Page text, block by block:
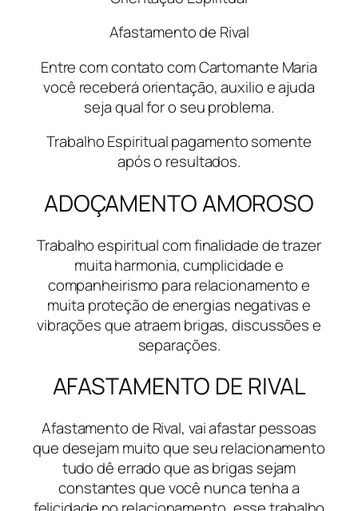
Afastamento de Rival
Entre com contato com Cartomante Maria
você receberá orientação, auxilio e ajuda
seja qual for o seu problema.
Trabalho Espiritual pagamento somente
após o resultados.
ADOÇAMENTO AMOROSO
Trabalho espiritual com finalidade de trazer
muita harmonia, cumplicidade e
companheirismo para relacionamento e
muita proteção de energias negativas e
vibrações que atraem brigas, discussões e
separações.
AFASTAMENTO DE RIVAL
Afastamento de Rival, vai afastar pessoas
que desejam muito que seu relacionamento
tudo dê errado que as brigas sejam
constantes que você nunca tenha a